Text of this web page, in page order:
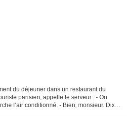
du déjeuner dans un restaurant du
parisien, appelle le serveur : - On
l’air conditionné. - Bien, monsieur. Dix